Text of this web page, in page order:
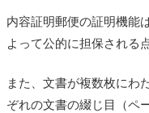
内容証明郵便の証明機能
よって公的に担保される
また、文書が複数枚にわ
ぞれの文書の綴じ目（ペ